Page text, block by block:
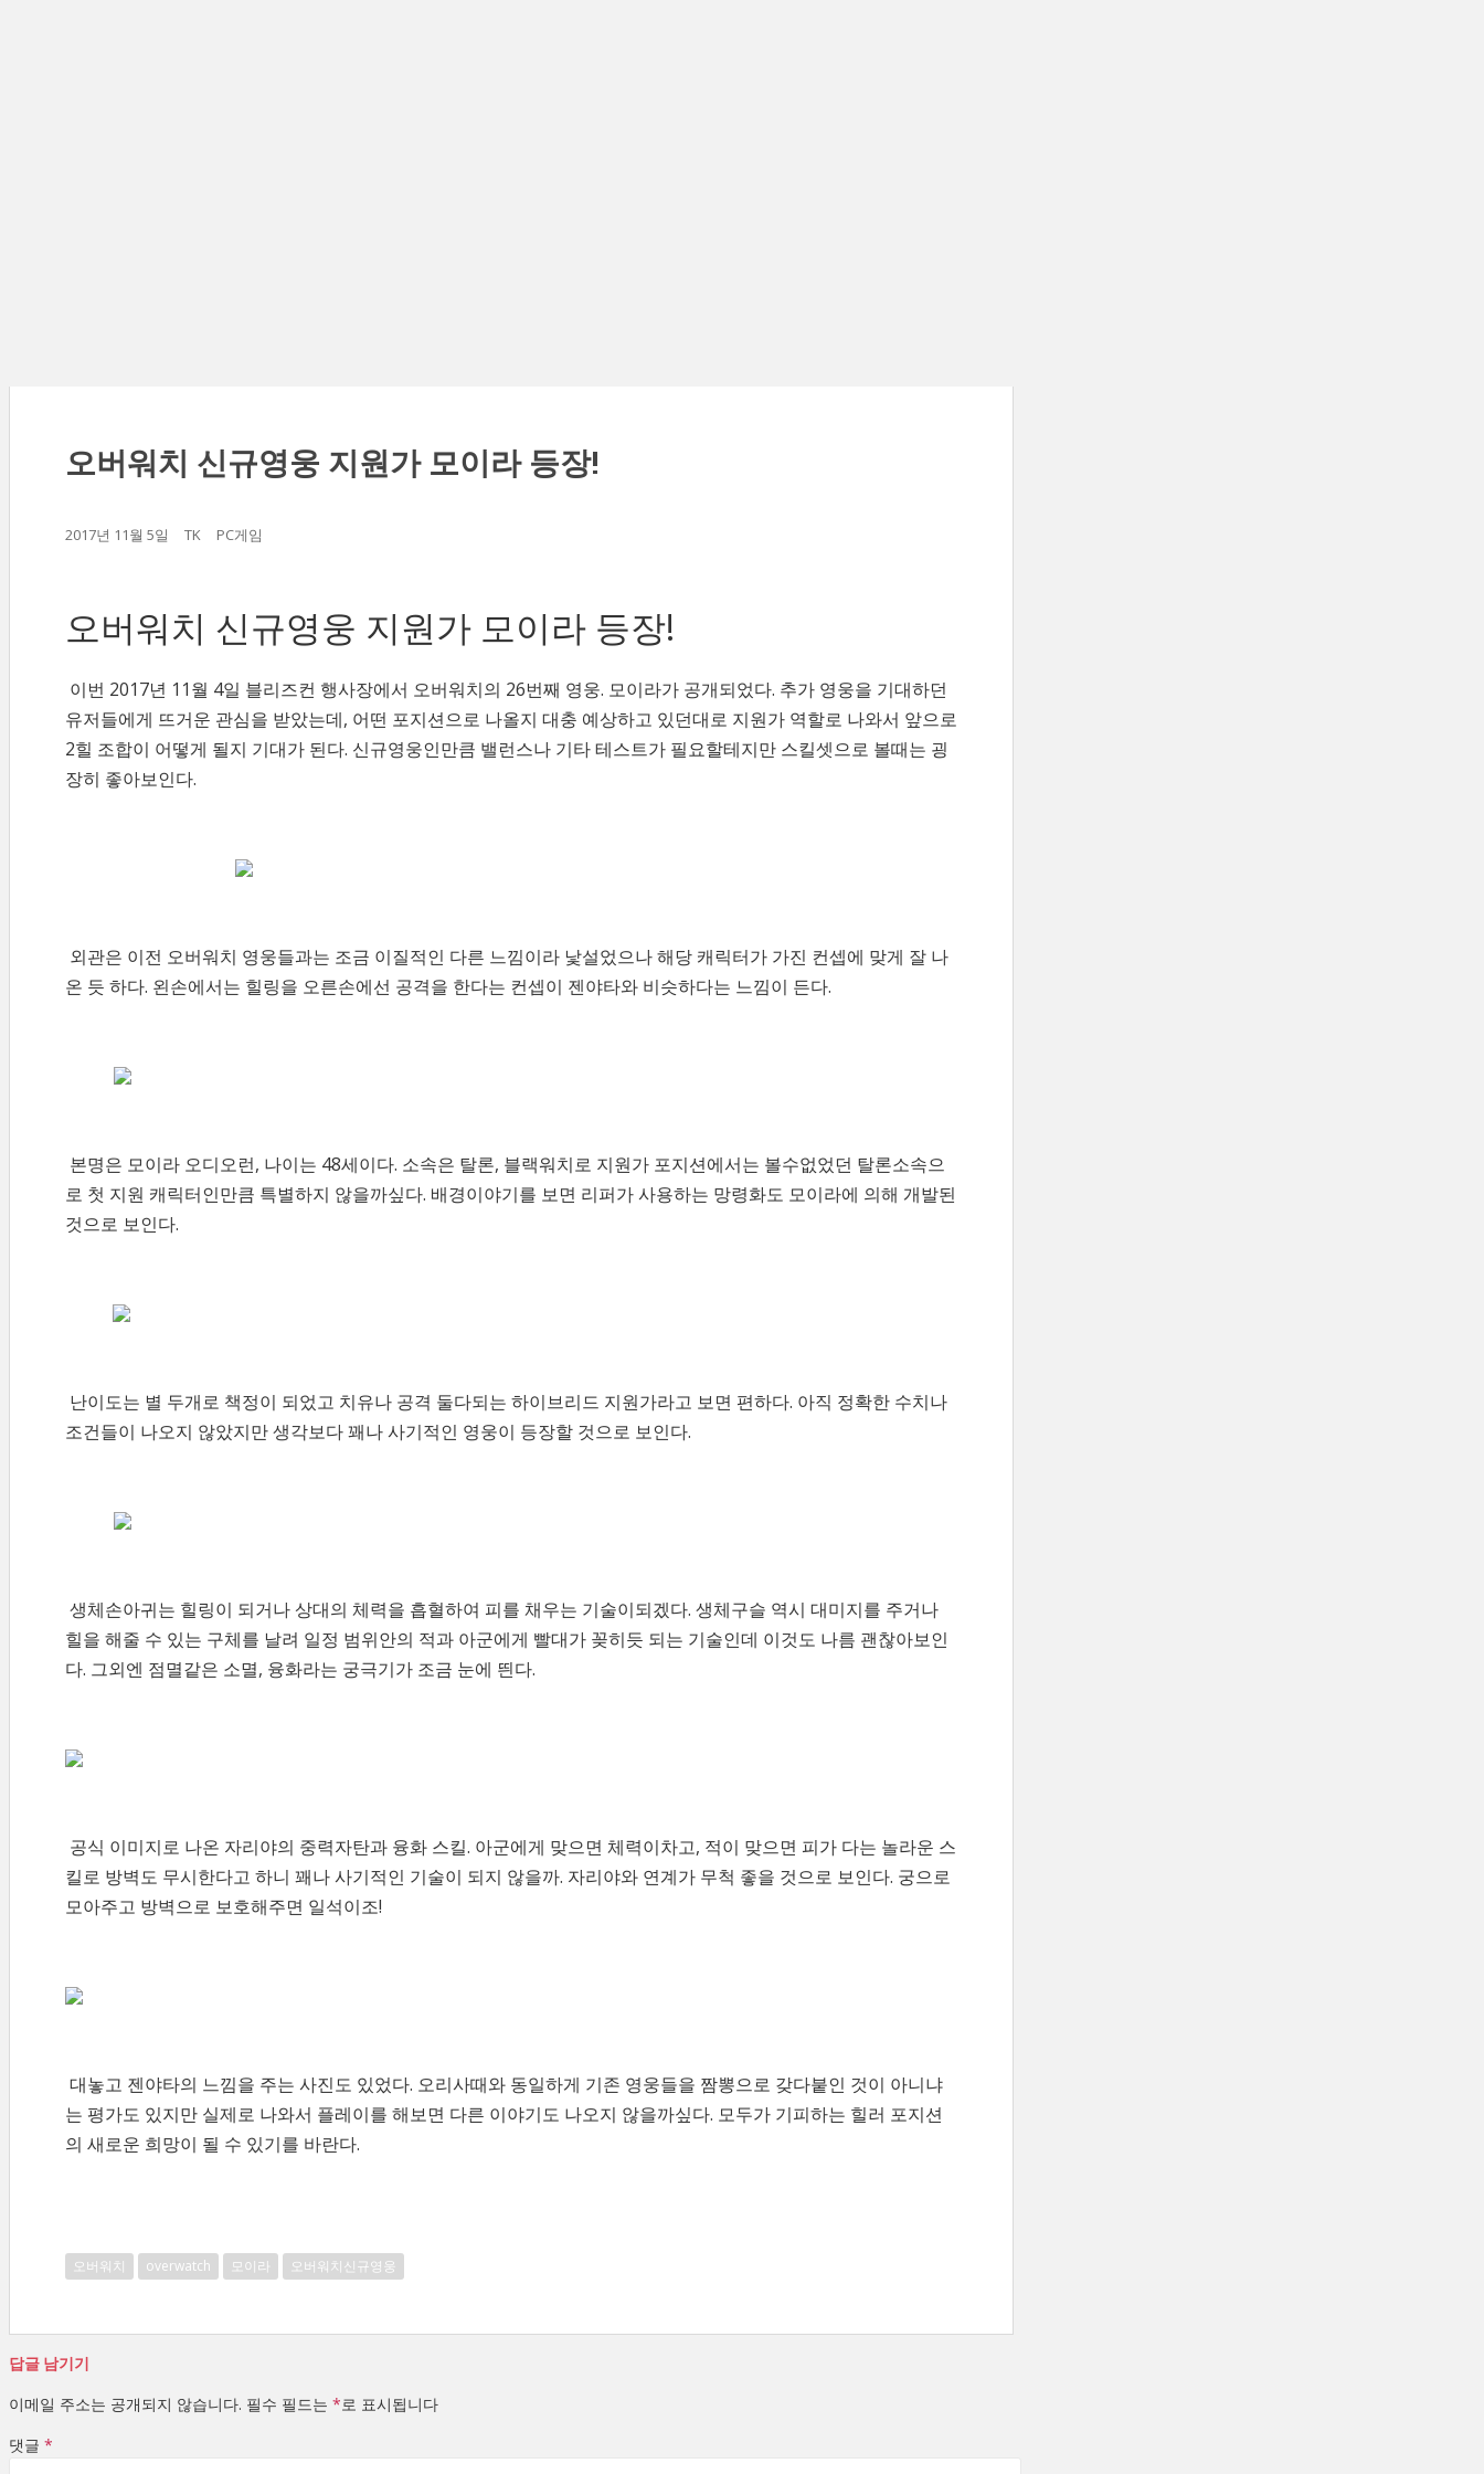
오버워치 신규영웅 지원가 모이라 등장!
2017년 11월 5일 TK PC게임
오버워치 신규영웅 지원가 모이라 등장!
이번 2017년 11월 4일 블리즈컨 행사장에서 오버워치의 26번째 영웅. 모이라가 공개되었다. 추가 영웅을 기대하던
유저들에게 뜨거운 관심을 받았는데, 어떤 포지션으로 나올지 대충 예상하고 있던대로 지원가 역할로 나와서 앞으로
2힐 조합이 어떻게 될지 기대가 된다. 신규영웅인만큼 밸런스나 기타 테스트가 필요할테지만 스킬셋으로 볼때는 굉
장히 좋아보인다.
외관은 이전 오버워치 영웅들과는 조금 이질적인 다른 느낌이라 낯설었으나 해당 캐릭터가 가진 컨셉에 맞게 잘 나
온 듯 하다. 왼손에서는 힐링을 오른손에선 공격을 한다는 컨셉이 젠야타와 비슷하다는 느낌이 든다.
본명은 모이라 오디오런, 나이는 48세이다. 소속은 탈론, 블랙워치로 지원가 포지션에서는 볼수없었던 탈론소속으
로 첫 지원 캐릭터인만큼 특별하지 않을까싶다. 배경이야기를 보면 리퍼가 사용하는 망령화도 모이라에 의해 개발된
것으로 보인다.
난이도는 별 두개로 책정이 되었고 치유나 공격 둘다되는 하이브리드 지원가라고 보면 편하다. 아직 정확한 수치나
조건들이 나오지 않았지만 생각보다 꽤나 사기적인 영웅이 등장할 것으로 보인다.
생체손아귀는 힐링이 되거나 상대의 체력을 흡혈하여 피를 채우는 기술이되겠다. 생체구슬 역시 대미지를 주거나
힐을 해줄 수 있는 구체를 날려 일정 범위안의 적과 아군에게 빨대가 꽂히듯 되는 기술인데 이것도 나름 괜찮아보인
다. 그외엔 점멸같은 소멸, 융화라는 궁극기가 조금 눈에 띈다.
공식 이미지로 나온 자리야의 중력자탄과 융화 스킬. 아군에게 맞으면 체력이차고, 적이 맞으면 피가 다는 놀라운 스
킬로 방벽도 무시한다고 하니 꽤나 사기적인 기술이 되지 않을까. 자리야와 연계가 무척 좋을 것으로 보인다. 궁으로
모아주고 방벽으로 보호해주면 일석이조!
대놓고 젠야타의 느낌을 주는 사진도 있었다. 오리사때와 동일하게 기존 영웅들을 짬뽕으로 갖다붙인 것이 아니냐
는 평가도 있지만 실제로 나와서 플레이를 해보면 다른 이야기도 나오지 않을까싶다. 모두가 기피하는 힐러 포지션
의 새로운 희망이 될 수 있기를 바란다.
오버워치 overwatch 모이라 오버워치신규영웅
답글 남기기
이메일 주소는 공개되지 않습니다. 필수 필드는 *로 표시됩니다
댓글 *